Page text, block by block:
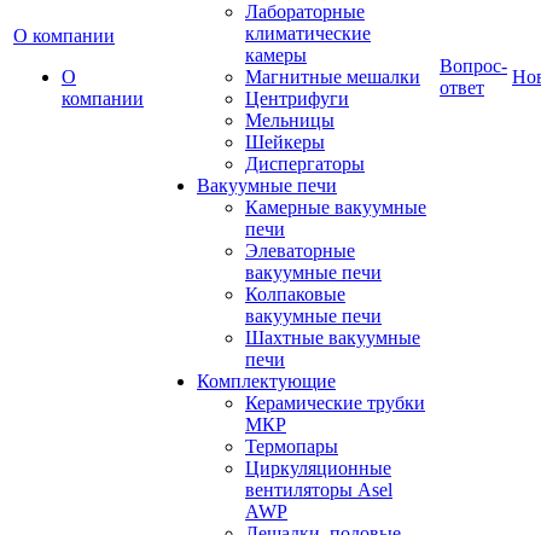
О компании
О
компании
Лабораторные
климатические
камеры
Магнитные мешалки
Центрифуги
Мельницы
Шейкеры
Диспергаторы
Вакуумные печи
Камерные вакуумные
печи
Элеваторные
вакуумные печи
Колпаковые
вакуумные печи
Шахтные вакуумные
печи
Комплектующие
Керамические трубки
МКР
Термопары
Циркуляционные
вентиляторы Asel
AWP
Вопрос-
ответ